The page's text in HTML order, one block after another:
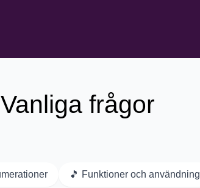
Vanliga frågor
🎵 Funktioner och användning